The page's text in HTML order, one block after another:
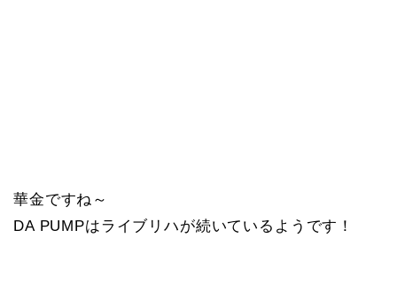
華金ですね～
DA PUMPはライブリハが続いているようです！